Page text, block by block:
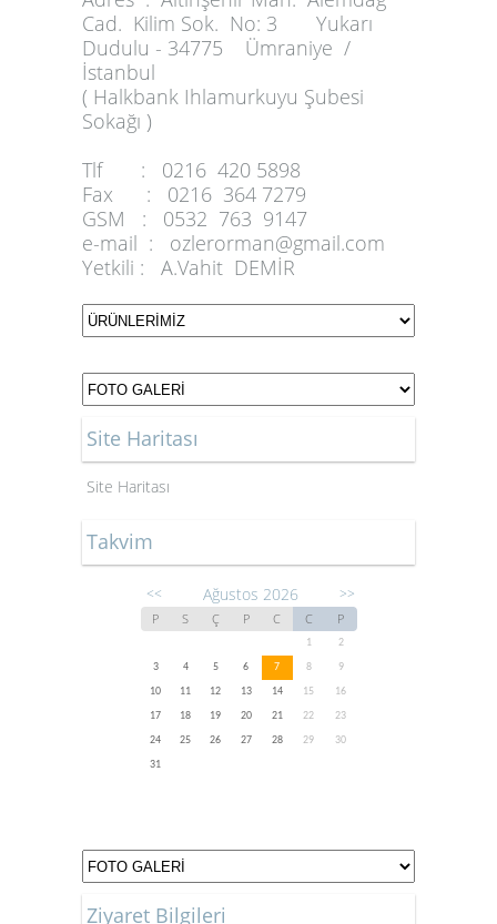
Cad. Kilim Sok. No: 3 Yukarı
Dudulu - 34775 Ümraniye /
İstanbul
( Halkbank Ihlamurkuyu Şubesi
Sokağı )
Tlf :
0216 420 5898
Fax :
0216 364 7279
GSM :
0532 763 9147
e-mail :
ozlerorman@gmail.com
Yetkili :
A.Vahit DEMİR
Site Haritası
Site Haritası
Takvim
<< Ağustos 2026 >>
P S Ç P C C P
1
2
3
4 5 6 7 8
9
10
11 12 13 14 15
16
17
18 19 20 21 22
23
24
25 26 27 28 29
30
31
Ziyaret Bilgileri